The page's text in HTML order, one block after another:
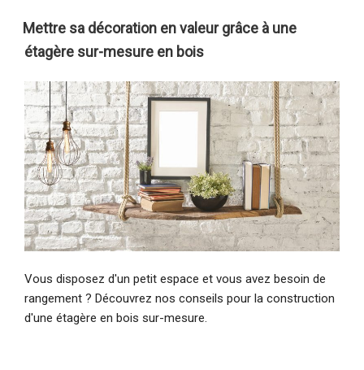
Mettre sa décoration en valeur grâce à une
étagère sur-mesure en bois
Vous disposez d'un petit espace et vous avez besoin de
rangement ? Découvrez nos conseils pour la construction
d'une étagère en bois sur-mesure.